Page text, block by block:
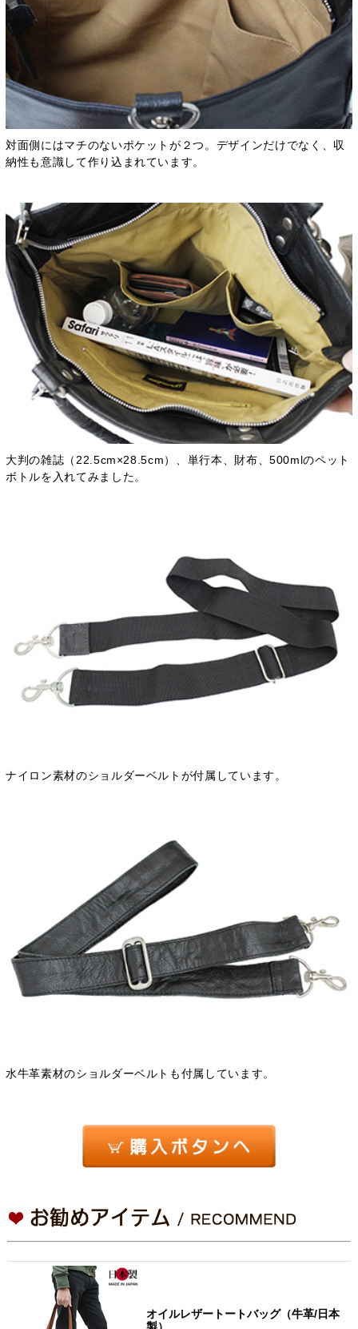
対面側にはマチのないポケットが２つ。デザインだけでなく、収
納性も意識して作り込まれています。
大判の雑誌（22.5cm×28.5cm）、単行本、財布、500mlのペット
ボトルを入れてみました。
ナイロン素材のショルダーベルトが付属しています。
水牛革素材のショルダーベルトも付属しています。
オイルレザートートバッグ（牛革/日本
製）